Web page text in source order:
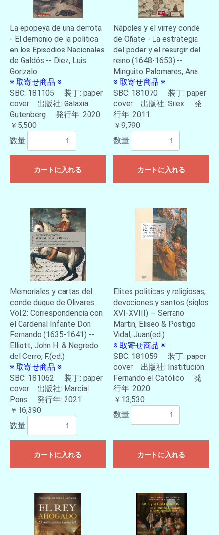
La epopeya de una derrota
- El demonio de la politica
en los Episodios Nacionales
de Galdós -- Diez, Luis
Gonzalo
※ 取寄せ商品 ※
SBC: 181105 装丁: paper
cover 出版社: Galaxia
Gutenberg 発行年: 2020
￥5,500
数量
カートに入れる
Nápoles y el virrey conde
de Oñate - La estrategia
del poder y el resurgir del
reino (1648-1653) --
Minguito Palomares, Ana
※ 取寄せ商品 ※
SBC: 181070 装丁: paper
cover 出版社: Silex 発
行年: 2011
￥9,790
数量
カートに入れる
Memoriales y cartas del
conde duque de Olivares.
Vol.2: Correspondencia con
el Cardenal Infante Don
Fernando (1635-1641) --
Elliott, John H. & Negredo
del Cerro, F.(ed.)
※ 取寄せ商品 ※
SBC: 181062 装丁: paper
cover 出版社: Marcial
Pons 発行年: 2021
￥16,390
数量
カートに入れる
Elites politicas y religiosas,
devociones y santos (siglos
XVI-XVIII) -- Serrano
Martin, Eliseo & Postigo
Vidal, Juan(ed.)
※ 取寄せ商品 ※
SBC: 181059 装丁: paper
cover 出版社: Institución
Fernando el Católico 発
行年: 2020
￥13,530
数量
カートに入れる